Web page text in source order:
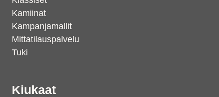
Kamiinat
Kampanjamallit
Mittatilauspalvelu
Tuki
Kiukaat